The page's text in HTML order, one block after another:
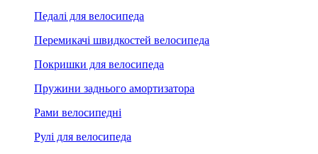
Педалі для велосипеда
Перемикачі швидкостей велосипеда
Покришки для велосипеда
Пружини заднього амортизатора
Рами велосипедні
Рулі для велосипеда